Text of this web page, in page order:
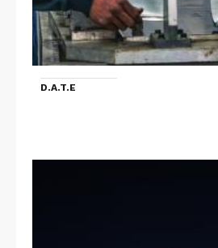
D.A.T.E